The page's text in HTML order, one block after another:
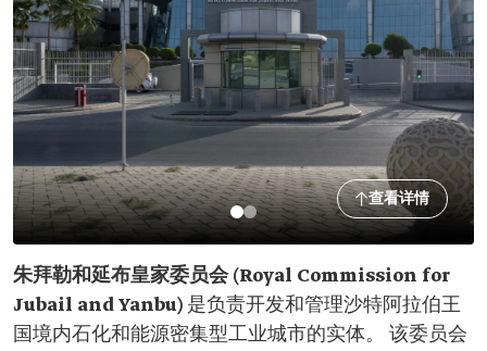
查看详情
朱拜勒和延布皇家委员会 (Royal Commission for
Jubail and Yanbu) 是负责开发和管理沙特阿拉伯王
国境内石化和能源密集型工业城市的实体。 该委员会